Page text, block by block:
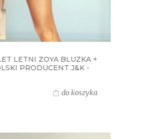
LETNI ZOYA BLUZKA +
PRODUCENT J&K -
do koszyka